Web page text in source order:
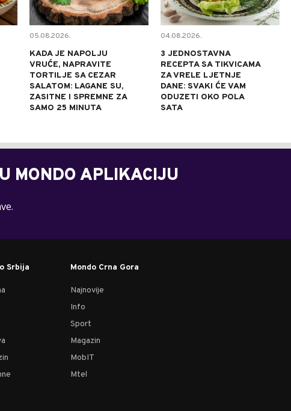
05.08.2026.
KADA JE NAPOLJU
VRUĆE, NAPRAVITE
TORTILJE SA CEZAR
SALATOM: LAGANE SU,
ZASITNE I SPREMNE ZA
SAMO 25 MINUTA
04.08.2026.
3 JEDNOSTAVNA
RECEPTA SA TIKVICAMA
ZA VRELE LJETNJE
DANE: SVAKI ĆE VAM
ODUZETI OKO POLA
SATA
MONDO APLIKACIJU
Srbija Mondo Crna Gora
Najnovije
Info
Sport
Magazin
MobIT
Mtel